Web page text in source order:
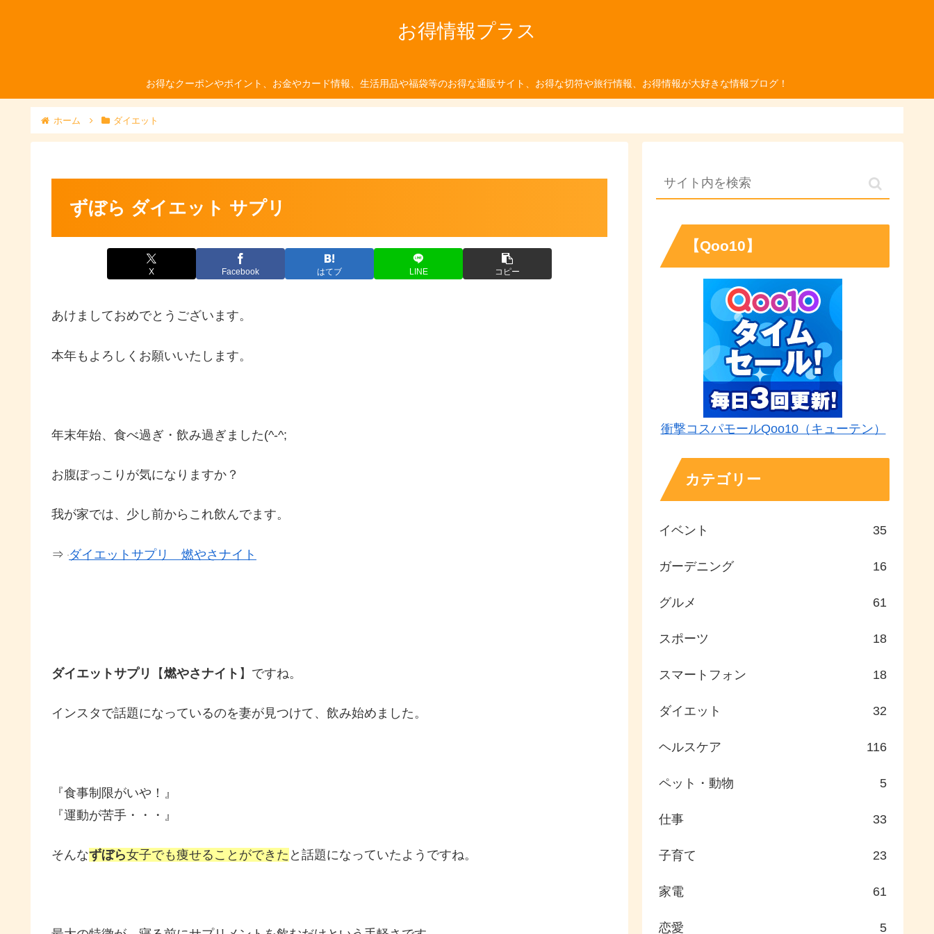
お得情報プラス
お得なクーポンやポイント、お金やカード情報、生活用品や福袋等のお得な通販サイト、お得な切符や旅行情報、お得情報が大好きな情報ブログ！
ホーム ダイエット
ずぼら ダイエット サプリ
X Facebook はてブ LINE コピー
あけましておめでとうございます。
本年もよろしくお願いいたします。
年末年始、食べ過ぎ・飲み過ぎました(^-^;
お腹ぽっこりが気になりますか？
我が家では、少し前からこれ飲んでます。
⇒ ダイエットサプリ 燃やさナイト
ダイエットサプリ 【燃やさナイト 】ですね。
インスタで話題になっているのを妻が見つけて、飲み始めました。
『食事制限がいや！』
『運動が苦手・・・』
そんなずぼら女子でも痩せることができた と話題になっていたようですね。
【Qoo10】
衝撃コスパモールQoo10（キューテン）
カテゴリー
イベント 35
ガーデニング 16
グルメ 61
スポーツ 18
スマートフォン 18
ダイエット 32
ヘルスケア 116
ペット・動物 5
仕事 33
子育て 23
家電 61
恋愛 5